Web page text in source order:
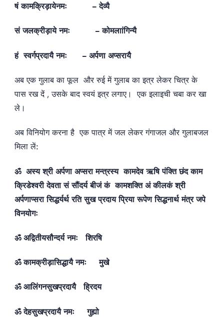
षं कामक्रिड़ायेनमः – देव्यै
सं जलक्रीड़ाये नमः – कोमलाांगिन्यै
हं स्वर्गप्रदायै नमः – अर्पणा अप्सरायै
अब एक गुलाब का फूल और रुई में गुलाब का इत्र लेकर चित्र के
पास रख दें , उसके बाद स्वयं इत्र लगाए। एक इलाइची चबा कर खा
ले।
अब विनियोग करना है एक पात्र में जल लेकर गंगाजल और गुलाबजल
मिला लें:
ॐ अस्य श्री अर्पणा अप्सरा मन्त्रस्य कामदेव ऋषि पंक्ति छंद काम
क्रिडेश्वरी देवता सं सौंदर्य बीजं कं कामशक्ति अं कीलकं श्री
अर्पणाप्सरा सिद्धर्यर्थ रति सुख प्रदाय प्रिया रूपेण सिद्धनार्थ मंत्र जपे
विनयोगः
ॐ अद्वितीयसौन्दर्य नमः शिरषि
ॐ कामक्रीड़ासिद्धायै नमः मुखे
ॐ आलिंगनसुखप्रदायै ह्रिदय
ॐ देहसुखप्रदायै नमः गुह्यो